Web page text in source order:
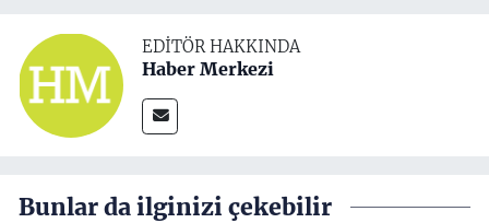
EDITÖR HAKKINDA
Haber Merkezi
Bunlar da ilginizi çekebilir